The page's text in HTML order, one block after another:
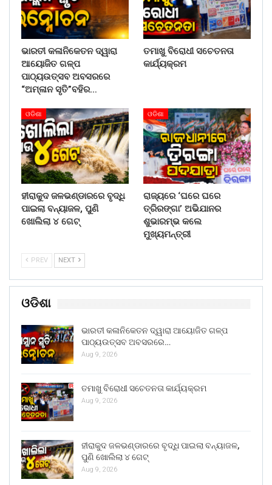
ଭାରତୀ କଳାନିକେତନ ଦ୍ୱାରା
ଆୟୋଜିତ ଗଳ୍ପ
ପାଠ୍ୟଉତ୍ସବ ଅବସରରେ
“ଅମ୍ଳାନ ସୃତି”ବହିର…
ତମାଖୁ ବିରୋଧୀ ସଚେତନତା
କାର୍ଯ୍ୟକ୍ରମ
ଓଡିଶା
ହୀରାକୁଦ ଜଳଭଣ୍ଡାରରେ ବୃଦ୍ଧି
ପାଇଲା ବନ୍ୟାଜଳ, ପୁଣି
ଖୋଲିଲା ୪ ଗେଟ୍
ଓଡିଶା
ରାଜ୍ୟରେ ‘ଘରେ ଘରେ
ତ୍ରିରଙ୍ଗା’ ଅଭିଯାନର
ଶୁଭାରମ୍ଭ କଲେ
ମୁଖ୍ୟମନ୍ତ୍ରୀ
PREV NEXT
ଓଡିଶା
ଭାରତୀ କଳାନିକେତନ ଦ୍ୱାରା ଆୟୋଜିତ ଗଳ୍ପ
ପାଠ୍ୟଉତ୍ସବ ଅବସରରେ…
Aug 9, 2026
ତମାଖୁ ବିରୋଧୀ ସଚେତନତା କାର୍ଯ୍ୟକ୍ରମ
Aug 9, 2026
ହୀରାକୁଦ ଜଳଭଣ୍ଡାରରେ ବୃଦ୍ଧି ପାଇଲା ବନ୍ୟାଜଳ,
ପୁଣି ଖୋଲିଲା ୪ ଗେଟ୍
Aug 9, 2026